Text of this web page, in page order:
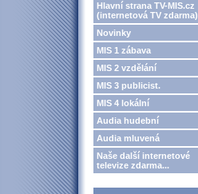
Hlavní strana TV-MIS.cz
(internetová TV zdarma)
Novinky
MIS 1 zábava
MIS 2 vzdělání
MIS 3 publicist.
MIS 4 lokální
Audia hudební
Audia mluvená
Naše další internetové
televize zdarma...